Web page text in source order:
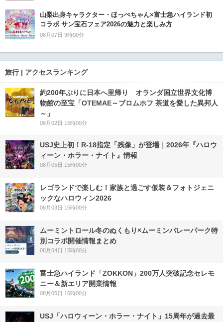
山梨出身キャラクター・ほっぺちゃん×富士急ハイランド初
コラボ サン宝石フェア2026の魅力と楽しみ方
08月07日 9時00分
旅行 | アクセスランキング
約200年ぶりに日本へ里帰り オランダ国立世界文化博
物館の至宝「OTEMAE～ブロムホフ 茶道を愛した異邦人
～」
08月02日 15時00分
USJ史上初！R-18指定「残像」が登場｜2026年『ハロウ
ィーン・ホラー・ナイト』情報
08月05日 15時00分
レゴランドで楽しむ！家族と過ごす仮装＆フォトジェニ
ックなハロウィン2026
08月03日 15時00分
ムーミントロール冬のぬくもり×ムーミンバレーパーク特
別コラボ開催情報まとめ
08月04日 15時00分
富士急ハイランド「ZOKKON」200万人突破記念セレモ
ニー＆新エリア開業情報
08月06日 16時00分
USJ「ハロウィーン・ホラー・ナイト」15周年が過去最